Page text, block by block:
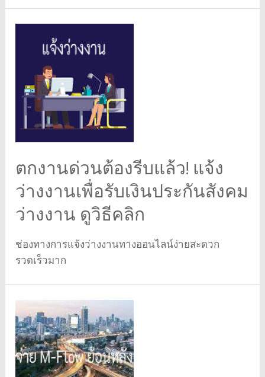
ตกงานด่วนต้องรีบแล้ว! แจ้ง
ว่างงานเพื่อรับเงินประกันสังคม
ว่างงาน ดูวิธีคลิก
ช่องทางการแจ้งว่างงานทางออนไลน์ง่ายสะดวก
รวดเร็วมาก